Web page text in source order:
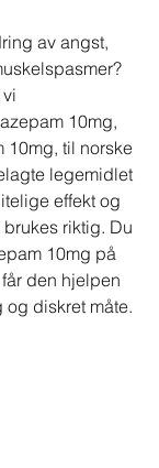
av angst,
10mg,
10mg, til norske
legemidlet
effekt og
riktig. Du
10mg på
den hjelpen
og diskret måte.